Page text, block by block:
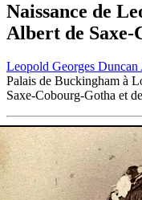
Naissance de
Albert de Saxe-
Leopold Georges
Palais de Buckingham à
Saxe-Cobourg-Gotha et